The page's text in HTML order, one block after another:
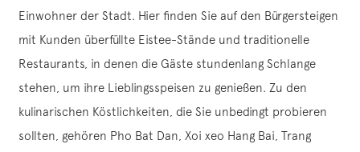
Einwohner der Stadt. Hier finden Sie auf den Bürgersteigen
mit Kunden überfüllte Eistee-Stände und traditionelle
Restaurants, in denen die Gäste stundenlang Schlange
stehen, um ihre Lieblingsspeisen zu genießen. Zu den
kulinarischen Köstlichkeiten, die Sie unbedingt probieren
sollten, gehören Pho Bat Dan, Xoi xeo Hang Bai, Trang